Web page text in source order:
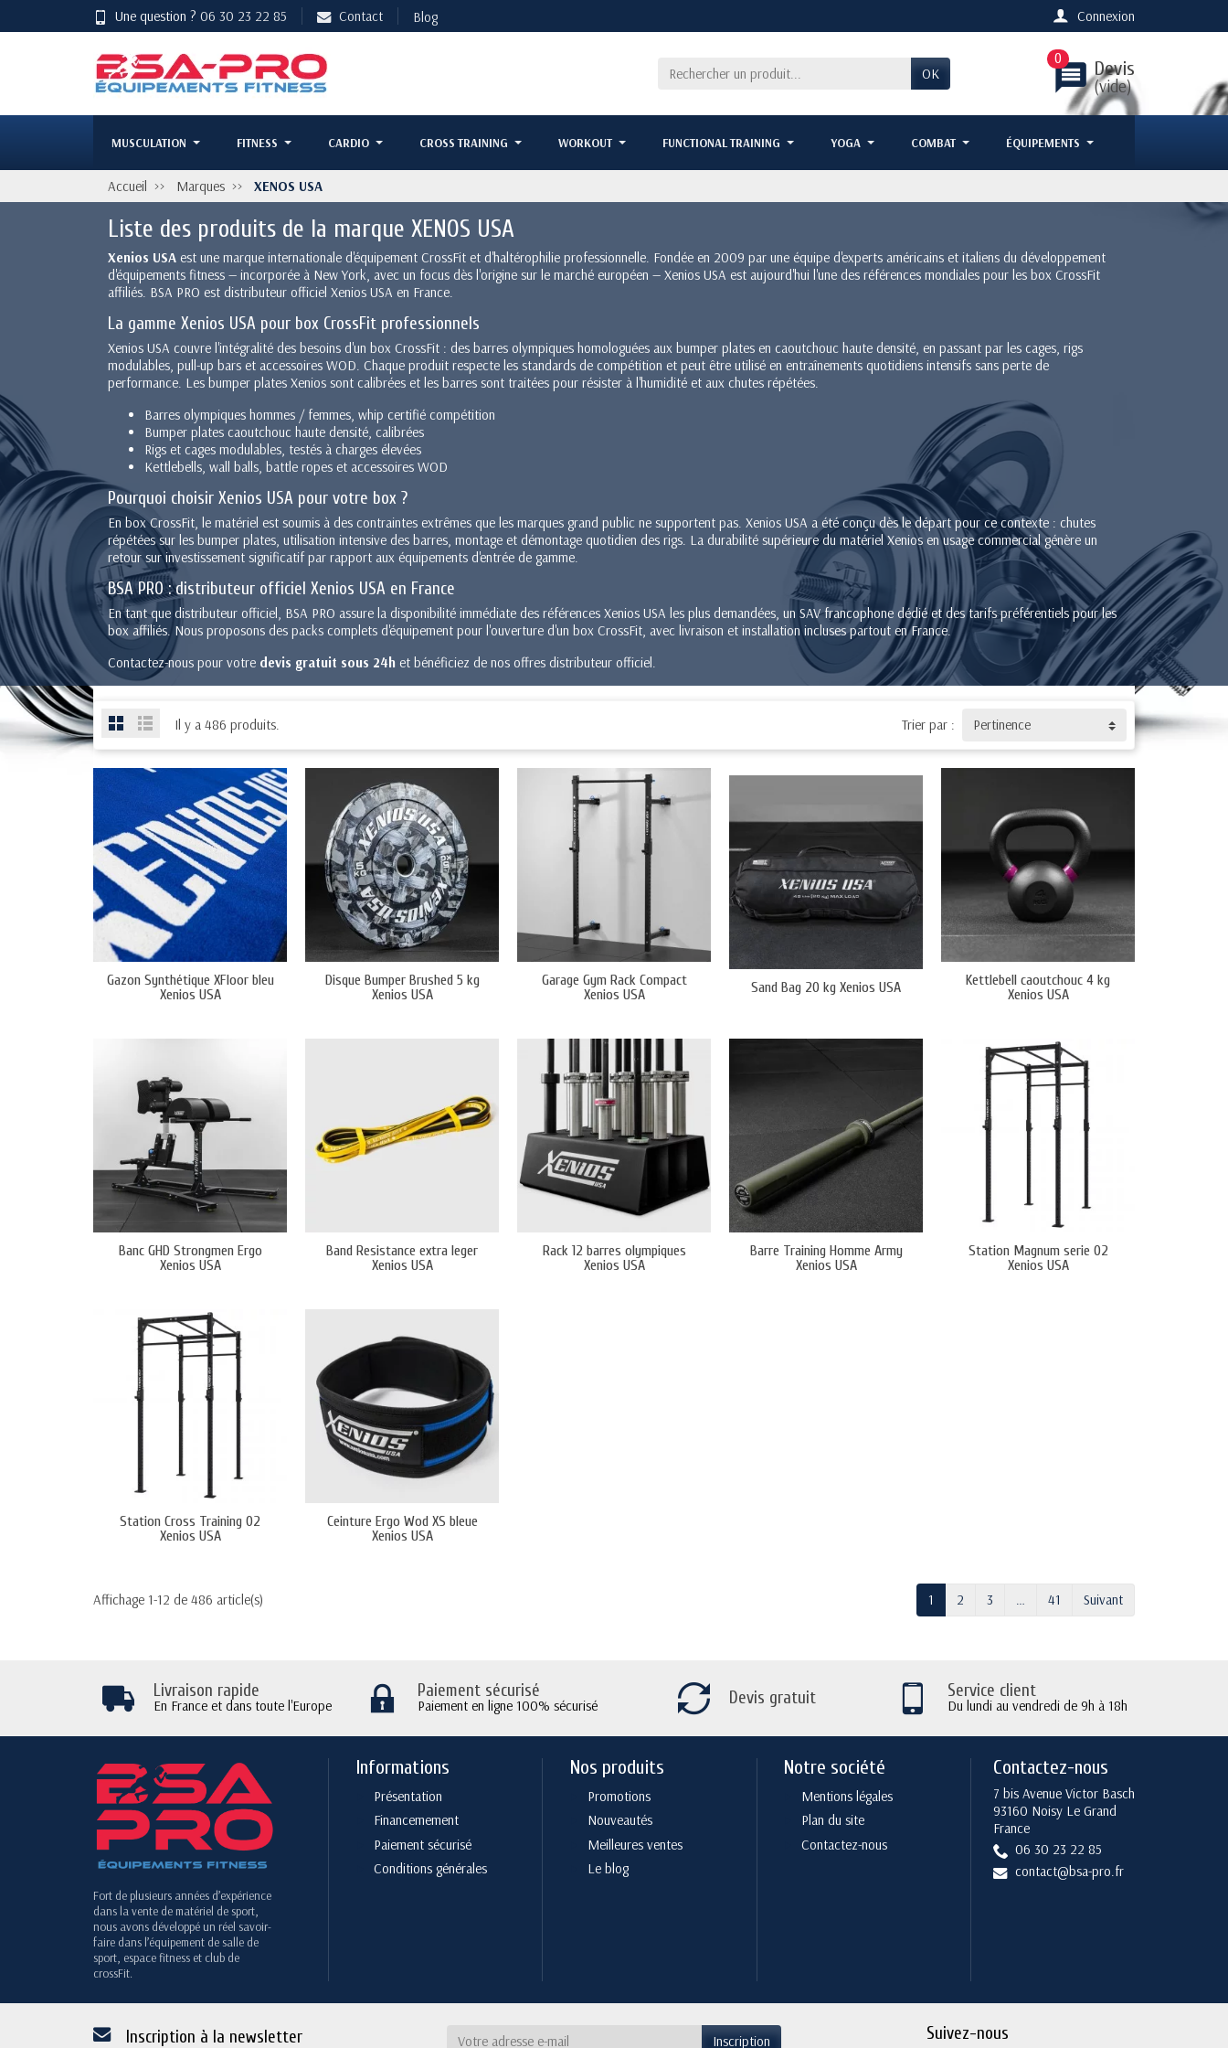
Une question ? 06 30 23 22 85 Contact Blog Connexion
OK message Devis
(vide)
0
MUSCULATION FITNESS CARDIO CROSS TRAINING WORKOUT FUNCTIONAL TRAINING YOGA COMBAT ÉQUIPEMENTS
Accueil Marques XENOS USA
Liste des produits de la marque XENOS USA
Xenios USA est une marque internationale d'équipement CrossFit et d'haltérophilie professionnelle. Fondée en 2009 par une équipe d'experts américains et italiens du développement
d'équipements fitness — incorporée à New York, avec un focus dès l'origine sur le marché européen — Xenios USA est aujourd'hui l'une des références mondiales pour les box CrossFit
affiliés. BSA PRO est distributeur officiel Xenios USA en France.
La gamme Xenios USA pour box CrossFit professionnels
Xenios USA couvre l'intégralité des besoins d'un box CrossFit : des barres olympiques homologuées aux bumper plates en caoutchouc haute densité, en passant par les cages, rigs
modulables, pull-up bars et accessoires WOD. Chaque produit respecte les standards de compétition et peut être utilisé en entraînements quotidiens intensifs sans perte de
performance. Les bumper plates Xenios sont calibrées et les barres sont traitées pour résister à l'humidité et aux chutes répétées.
Barres olympiques hommes / femmes, whip certifié compétition
Bumper plates caoutchouc haute densité, calibrées
Rigs et cages modulables, testés à charges élevées
Kettlebells, wall balls, battle ropes et accessoires WOD
Pourquoi choisir Xenios USA pour votre box ?
En box CrossFit, le matériel est soumis à des contraintes extrêmes que les marques grand public ne supportent pas. Xenios USA a été conçu dès le départ pour ce contexte : chutes
répétées sur les bumper plates, utilisation intensive des barres, montage et démontage quotidien des rigs. La durabilité supérieure du matériel Xenios en usage commercial génère un
retour sur investissement significatif par rapport aux équipements d'entrée de gamme.
BSA PRO : distributeur officiel Xenios USA en France
En tant que distributeur officiel, BSA PRO assure la disponibilité immédiate des références Xenios USA les plus demandées, un SAV francophone dédié et des tarifs préférentiels pour les
box affiliés. Nous proposons des packs complets d'équipement pour l'ouverture d'un box CrossFit, avec livraison et installation incluses partout en France.
Contactez-nous pour votre devis gratuit sous 24h et bénéficiez de nos offres distributeur officiel.
Il y a 486 produits. Trier par : Pertinence
Gazon Synthétique XFloor bleu
Xenios USA
Disque Bumper Brushed 5 kg
Xenios USA
Garage Gym Rack Compact
Xenios USA
Sand Bag 20 kg Xenios USA
Kettlebell caoutchouc 4 kg
Xenios USA
Banc GHD Strongmen Ergo
Xenios USA
Band Resistance extra leger
Xenios USA
Rack 12 barres olympiques
Xenios USA
Barre Training Homme Army
Xenios USA
Station Magnum serie 02
Xenios USA
Station Cross Training 02
Xenios USA
Ceinture Ergo Wod XS bleue
Xenios USA
Affichage 1-12 de 486 article(s) 1 2 3 41 Suivant
Livraison rapide
En France et dans toute l'Europe
Paiement sécurisé
Paiement en ligne 100% sécurisé Devis gratuit Service client
Du lundi au vendredi de 9h à 18h
Fort de plusieurs années d’expérience
dans la vente de matériel de sport,
nous avons développé un réel savoir-
faire dans l’équipement de salle de
sport, espace fitness et club de
crossFit.
Informations
Présentation
Financemement
Paiement sécurisé
Conditions générales
Nos produits
Promotions
Nouveautés
Meilleures ventes
Le blog
Notre société
Mentions légales
Plan du site
Contactez-nous
Contactez-nous
7 bis Avenue Victor Basch
93160 Noisy Le Grand
France
06 30 23 22 85
contact@bsa-pro.fr
Inscription à la newsletter Suivez-nous